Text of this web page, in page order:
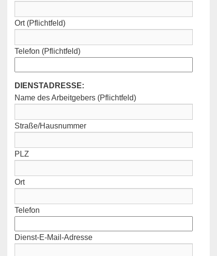
Ort (Pflichtfeld)
Telefon (Pflichtfeld)
DIENSTADRESSE:
Name des Arbeitgebers (Pflichtfeld)
Straße/Hausnummer
PLZ
Ort
Telefon
Dienst-E-Mail-Adresse